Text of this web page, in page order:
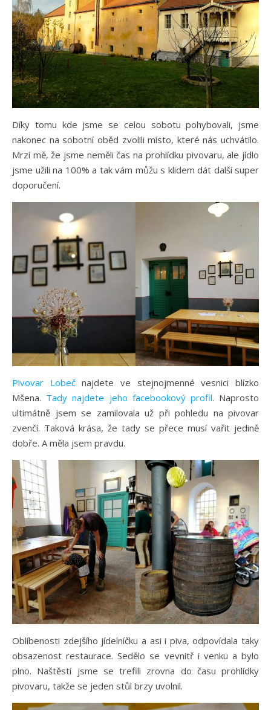
Díky tomu kde jsme se celou sobotu pohybovali, jsme
nakonec na sobotní oběd zvolili místo, které nás uchvátilo.
Mrzí mě, že jsme neměli čas na prohlídku pivovaru, ale jídlo
jsme užili na 100% a tak vám můžu s klidem dát další super
doporučení.
Pivovar Lobečnajdete ve stejnojmenné vesnici blízko
Mšena. Tady najdete jeho facebookový profil. Naprosto
ultimátně jsem se zamilovala už při pohledu na pivovar
zvenčí. Taková krása, že tady se přece musí vařit jedině
dobře. A měla jsem pravdu.
Oblíbenosti zdejšího jídelníčku a asi i piva, odpovídala taky
obsazenost restaurace. Sedělo se vevnitř i venku a bylo
plno. Naštěstí jsme se trefili zrovna do času prohlídky
pivovaru, takže se jeden stůl brzy uvolnil.